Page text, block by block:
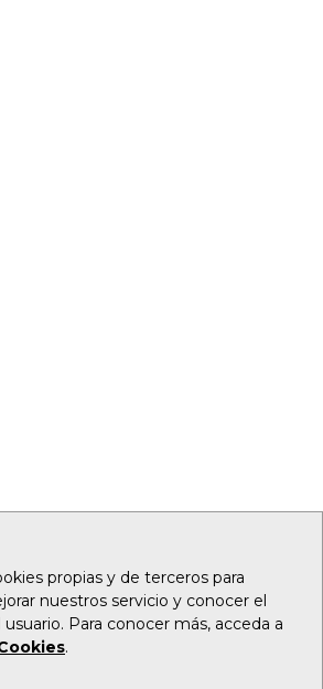
propias y de terceros para
nuestros servicio y conocer el
Para conocer más, acceda a
.